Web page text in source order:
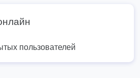
пользователей